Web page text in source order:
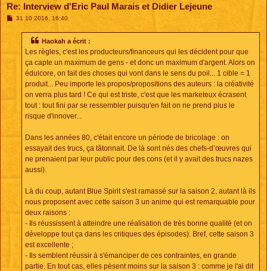
Re: Interview d'Eric Paul Marais et Didier Lejeune
M31 10 2016, 16:40
Haokah a écrit :
Les règles, c'est les producteurs/financeurs qui les décident pour que
ça capte un maximum de gens - et donc un maximum d'argent. Alors on
édulcore, on fait des choses qui vont dans le sens du poil... 1 cible = 1
produit... Peu importe les propos/propositions des auteurs : la créativité
on verra plus tard ! Ce qui est triste, c'est que les marketeux écrasent
tout : tout fini par se ressembler puisqu'en fait on ne prend plus le
risque d'innover...
Dans les années 80, c'était encore un période de bricolage : on
essayait des trucs, ça tâtonnait. De là sont nés des chefs-d’œuvres qui
ne prenaient par leur public pour des cons (et il y avait des trucs nazes
aussi).
Là du coup, autant Blue Spirit s'est ramassé sur la saison 2, autant là ils
nous proposent avec cette saison 3 un anime qui est remarquable pour
deux raisons :
- Ils réussissent à atteindre une réalisation de très bonne qualité (et on
développe tout ça dans les critiques des épisodes). Bref, cette saison 3
est excellente ;
- Ils semblent réussir à s'émanciper de ces contraintes, en grande
partie. En tout cas, elles pèsent moins sur la saison 3 : comme je l'ai dit